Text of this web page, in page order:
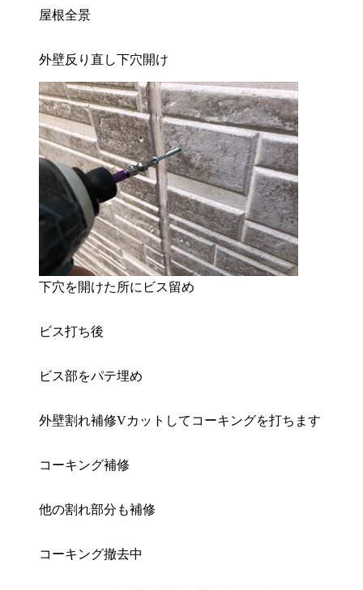
屋根全景
外壁反り直し下穴開け
下穴を開けた所にビス留め
ビス打ち後
ビス部をパテ埋め
外壁割れ補修Vカットしてコーキングを打ちます
コーキング補修
他の割れ部分も補修
コーキング撤去中